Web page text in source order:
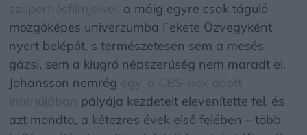
: a máig egyre csak táguló
mozgóképes univerzumba Fekete Özvegyként
nyert belépőt, s természetesen sem a mesés
gázsi, sem a kiugró népszerűség nem maradt el.
Johansson nemrég
pályája kezdeteit elevenítette fel, és
azt mondta, a kétezres évek első felében – több